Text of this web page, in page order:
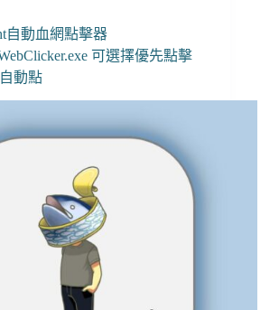
自動血網點擊器
可選擇優先點擊
動點